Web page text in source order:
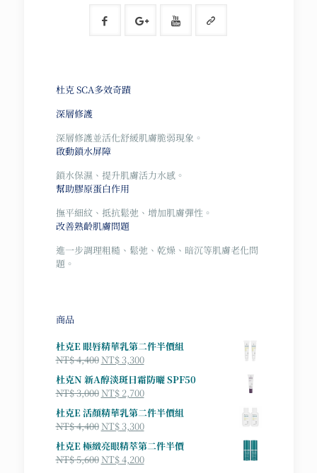
杜克 SCA多效奇蹟
深層修護
深層修護並活化舒緩肌膚脆弱現象。
啟動鎖水屏障
鎖水保濕、提升肌膚活力水感。
幫助膠原蛋白作用
撫平細紋、抵抗鬆弛、增加肌膚彈性。
改善熟齡肌膚問題
進一步調理粗糙、鬆弛、乾燥、暗沉等肌膚老化問
題。
商品
杜克E 眼唇精華乳第二件半價組
NT$4,400原
價
格：
NT$ 4,400。
NT$3,300目
價
格：
NT$ 3,300。
杜克N 新A醇淡斑日霜防曬 SPF50
NT$3,000原
價
格：
NT$ 3,000。
NT$2,700目
價
格：
NT$ 2,700。
杜克E 活顏精華乳第二件半價組
NT$4,400原
始
價
格：
NT$3,300目
價
格：
杜克E 極緻亮眼精萃第二件半價
NT$5,600原
NT$4,200目